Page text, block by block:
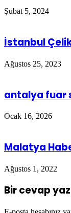
Şubat 5, 2024
İstanbul Çelik
Ağustos 25, 2023
antalya fuar
Ocak 16, 2026
Malatya
Ağustos 1, 2022
Bir cevap